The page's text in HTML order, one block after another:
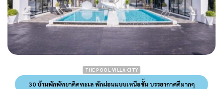
THE POOL VILLA CITY
30 บ้านพักพัทยาติดทะเล พักผ่อนแบบเหนือชั้น บรรยากาศดีมากๆ